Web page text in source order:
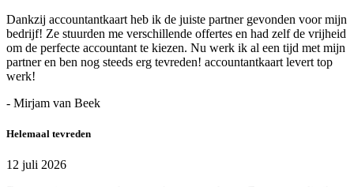
Dankzij accountantkaart heb ik de juiste partner gevonden voor mijn
bedrijf! Ze stuurden me verschillende offertes en had zelf de vrijheid
om de perfecte accountant te kiezen. Nu werk ik al een tijd met mijn
partner en ben nog steeds erg tevreden! accountantkaart levert top
werk!
- Mirjam van Beek
Helemaal tevreden
12 juli 2026